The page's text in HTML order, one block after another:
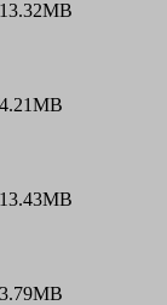
13.32MB
4.21MB
13.43MB
3.79MB